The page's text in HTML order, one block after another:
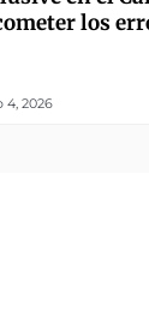
los
4, 2026